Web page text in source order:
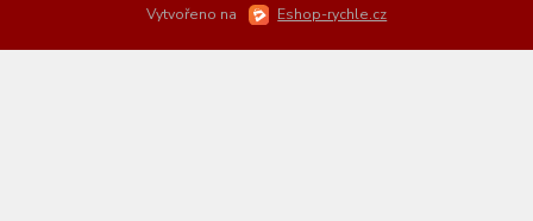
Vytvořeno na
Eshop-rychle.cz